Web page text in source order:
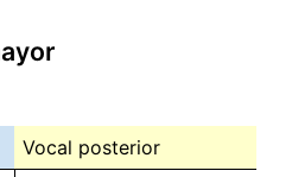
Vocal posterior